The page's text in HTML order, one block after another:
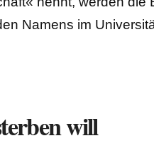
Namens im
will